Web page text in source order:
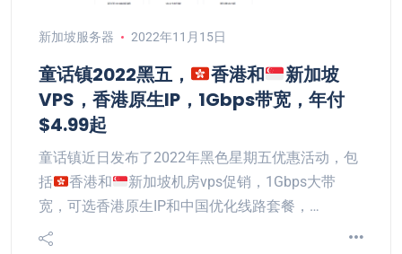
新加坡服务器 2022年11月15日
童话镇2022黑五， 香港和
新加坡
VPS，香港原生IP，1Gbps带宽，年付
$4.99起
童话镇近日发布了2022年黑色星期五优惠活动，包
括
香港和
新加坡机房vps促销，1Gbps大带
宽，可选香港原生IP和中国优化线路套餐，…